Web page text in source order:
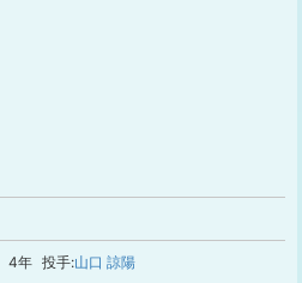
4年 投手:山口 諒陽